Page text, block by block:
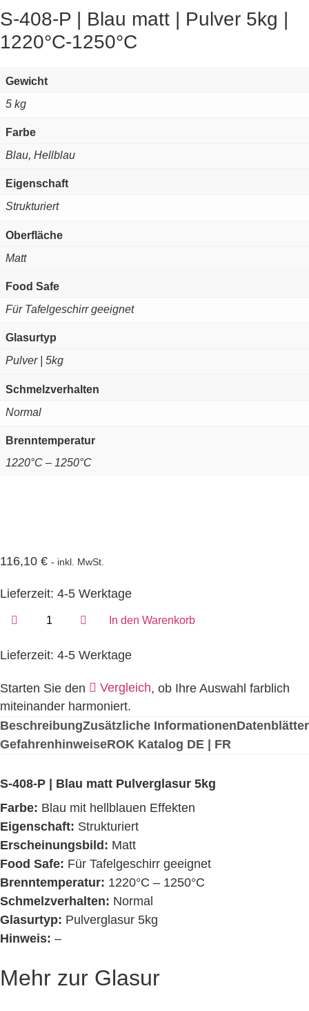
S-408-P | Blau matt | Pulver 5kg |
1220°C-1250°C
Gewicht
5 kg
Farbe
Blau, Hellblau
Eigenschaft
Strukturiert
Oberfläche
Matt
Food Safe
Für Tafelgeschirr geeignet
Glasurtyp
Pulver | 5kg
Schmelzverhalten
Normal
Brenntemperatur
1220°C – 1250°C
116,10 € - inkl. MwSt.
Lieferzeit: 4-5 Werktage
408-
|
Blau
|
Pulver
5kg
|
1220°C-
1250°C
In den Warenkorb
Lieferzeit: 4-5 Werktage
Starten Sie den Vergleich, ob Ihre Auswahl farblich
miteinander harmoniert.
BeschreibungZusätzliche InformationenDatenblätter
GefahrenhinweiseROK Katalog DE | FR
S-408-P | Blau matt Pulverglasur 5kg
Farbe: Blau mit hellblauen Effekten
Eigenschaft: Strukturiert
Erscheinungsbild: Matt
Food Safe: Für Tafelgeschirr geeignet
Brenntemperatur: 1220°C – 1250°C
Schmelzverhalten: Normal
Glasurtyp: Pulverglasur 5kg
Hinweis: –
Mehr zur Glasur